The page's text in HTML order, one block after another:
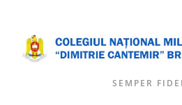
content
SEMPER